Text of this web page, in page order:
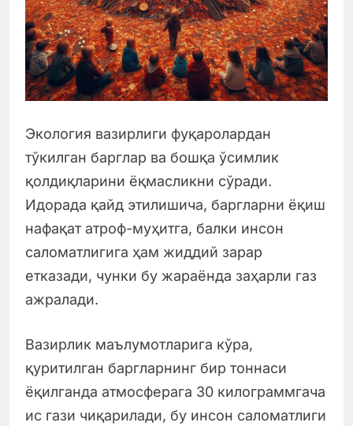
Экология вазирлиги фуқаролардан
тўкилган барглар ва бошқа ўсимлик
қолдиқларини ёқмасликни сўради.
Идорада қайд этилишича, баргларни ёқиш
нафақат атроф-муҳитга, балки инсон
саломатлигига ҳам жиддий зарар
етказади, чунки бу жараёнда заҳарли газ
ажралади.
Вазирлик маълумотларига кўра,
қуритилган баргларнинг бир тоннаси
ёқилганда атмосферага 30 килограммгача
ис гази чиқарилади, бу инсон саломатлиги